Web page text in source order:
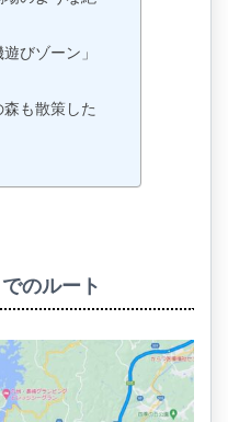
びゾーン」
も散策した
のルート